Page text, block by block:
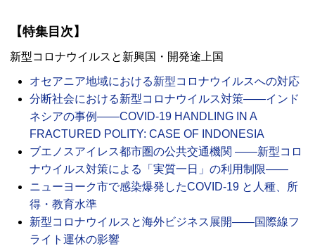
【特集目次】
新型コロナウイルスと新興国・開発途上国
オセアニア地域における新型コロナウイルスへの対応
分断社会における新型コロナウイルス対策――インド
ネシアの事例――COVID-19 HANDLING IN A
FRACTURED POLITY: CASE OF INDONESIA
ブエノスアイレス都市圏の公共交通機関 ――新型コロ
ナウイルス対策による「実質一日」の利用制限――
ニューヨーク市で感染爆発したCOVID-19 と人種、所
得・教育水準
新型コロナウイルスと海外ビジネス展開――国際線フ
ライト運休の影響